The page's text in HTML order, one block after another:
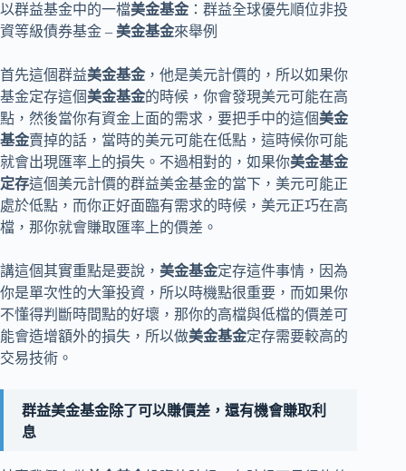
以群益基金中的一檔美金基金 ：群益全球優先順位非投
資等級債券基金 – 美金基金來舉例
首先這個群益美金基金 ，他是美元計價的，所以如果你
基金定存這個美金基金的時候，你會發現美元可能在高
點，然後當你有資金上面的需求，要把手中的這個美金
基金賣掉的話，當時的美元可能在低點，這時候你可能
就會出現匯率上的損失。不過相對的，如果你美金基金
定存這個美元計價的群益美金基金的當下，美元可能正
處於低點，而你正好面臨有需求的時候，美元正巧在高
檔，那你就會賺取匯率上的價差。
講這個其實重點是要說， 美金基金定存這件事情，因為
你是單次性的大筆投資，所以時機點很重要，而如果你
不懂得判斷時間點的好壞，那你的高檔與低檔的價差可
能會造增額外的損失，所以做美金基金定存需要較高的
交易技術。
群益美金基金除了可以賺價差，還有機會賺取利
息